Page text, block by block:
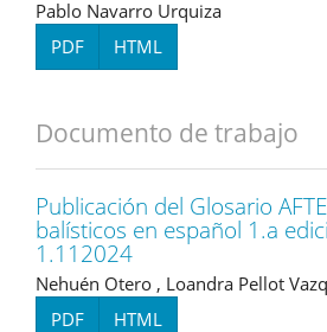
Pablo Navarro Urquiza
PDF
HTML
Documento de trabajo
Publicación del Glosario
balísticos en español 1.a
1.112024
Nehuén Otero , Loandra Pellot
PDF
HTML